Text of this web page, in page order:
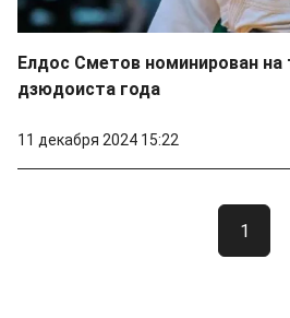
Елдос Сметов номинирован на
дзюдоиста года
11 декабря 2024 15:22
1